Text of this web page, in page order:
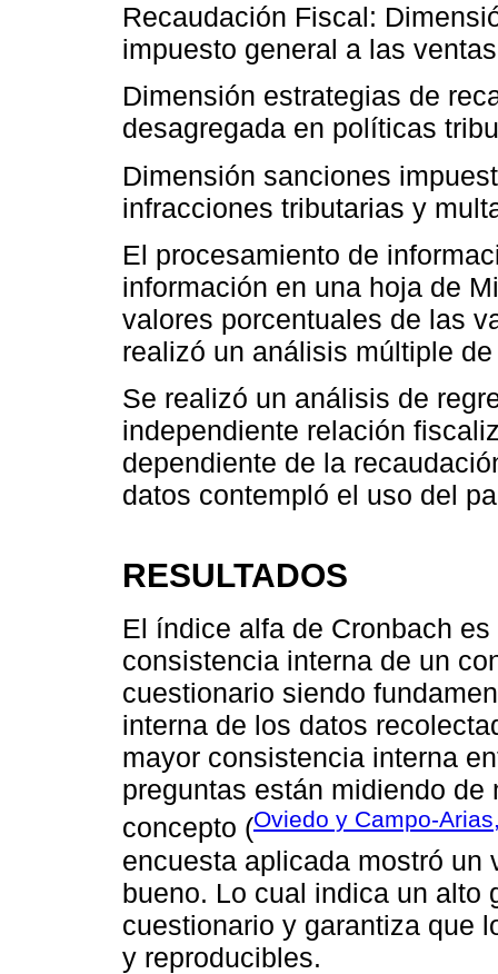
Recaudación Fiscal:
impuesto general a las
Dimensión estrategias de
desagregada en políticas
Dimensión sanciones
infracciones tributarias y
El procesamiento de
información en una hoja de
valores porcentuales de las
realizó un análisis múltiple
Se realizó un análisis de
independiente relación
dependiente de la
datos contempló el uso del
RESULTADOS
El índice alfa de Cronbach
consistencia interna de un
cuestionario siendo
interna de los datos
mayor consistencia interna
preguntas están midiendo
concepto (Oviedo y Campo-
encuesta aplicada mostró un
bueno. Lo cual indica un alto
cuestionario y garantiza que
y reproducibles.